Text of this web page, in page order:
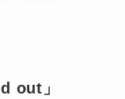
out」